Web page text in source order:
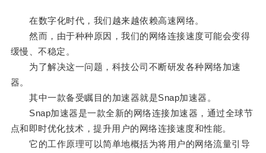
在数字化时代，我们越来越依赖高速网络。
然而，由于种种原因，我们的网络连接速度可能会变得
缓慢、不稳定。
为了解决这一问题，科技公司不断研发各种网络加速
器。
其中一款备受瞩目的加速器就是Snap加速器。
Snap加速器是一款全新的网络连接加速器，通过全球节
点和即时优化技术，提升用户的网络连接速度和性能。
它的工作原理可以简单地概括为将用户的网络流量引导